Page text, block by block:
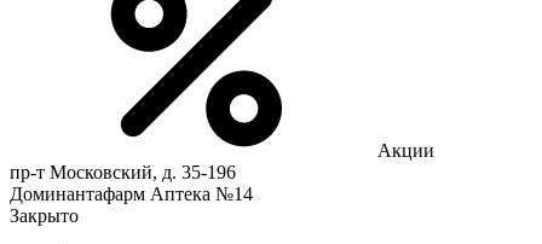
Акции
пр-т Московский, д. 35-196
Доминантафарм Аптека №14
Закрыто